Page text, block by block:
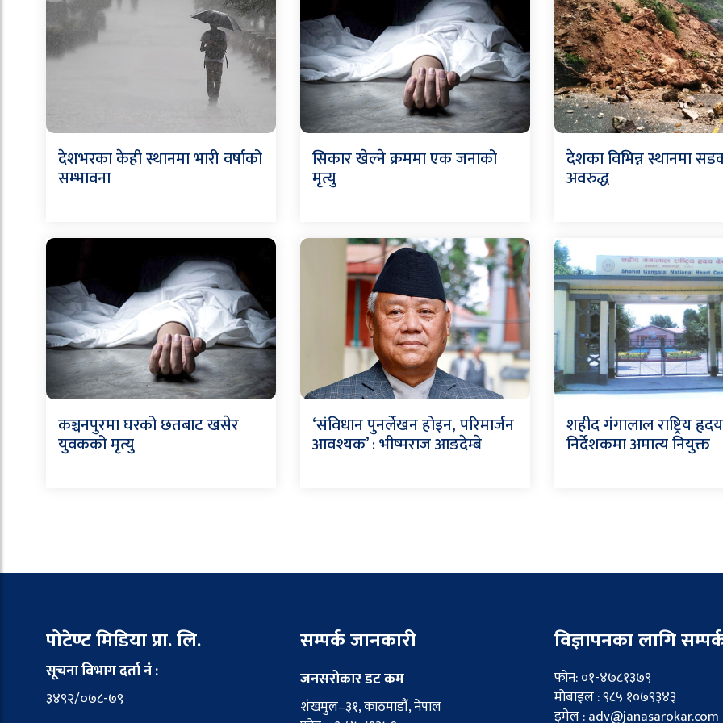
देशभरका केही स्थानमा भारी वर्षाको
सम्भावना
सिकार खेल्ने क्रममा एक जनाको
मृत्यु
देशका विभिन्न स्थानमा
अवरुद्ध
कञ्चनपुरमा घरको छतबाट खसेर
युवकको मृत्यु
‘संविधान पुनर्लेखन होइन, परिमार्जन
आवश्यक’ : भीष्मराज आङदेम्बे
शहीद गंगालाल राष्ट्रिय
निर्देशकमा अमात्य नियुक्त
पोटेण्ट मिडिया प्रा. लि.
सूचना विभाग दर्ता नं :
३४९२/०७८-७९
सम्पर्क जानकारी
जनसरोकार डट कम
शंखमुल–३१, काठमाडौं, नेपाल
विज्ञापनका लागि
फोन: ०१-४७८१३७९
मोबाइल : ९८५ १०७९३४३
इमेल : adv@janasarokar.com